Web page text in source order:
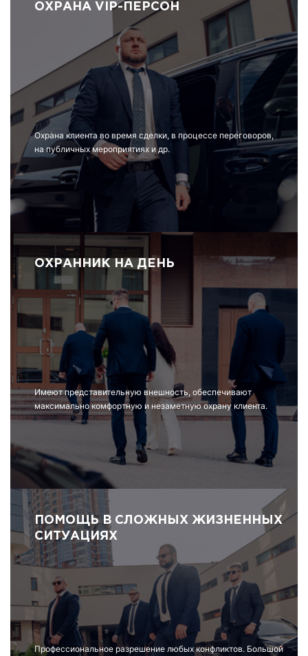
ОХРАНА VIP-ПЕРСОН
Охрана клиента во время сделки, в процессе переговоров,
на публичных мероприятиях и др.
ОХРАННИК НА ДЕНЬ
Имеют представительную внешность, обеспечивают
максимально комфортную и незаметную охрану клиента.
ПОМОЩЬ В СЛОЖНЫХ ЖИЗНЕННЫХ
СИТУАЦИЯХ
Профессиональное разрешение любых конфликтов. Большой